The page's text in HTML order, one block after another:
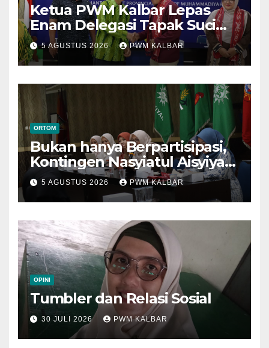
Ketua PWM Kalbar Lepas
Enam Delegasi Tapak Suci
Menuju Muktamar XVI di
Semarang
5 AGUSTUS 2026 PWM KALBAR
ORTOM
Bukan hanya Berpartisipasi,
Kontingen Nasyiatul Aisyiyah
Kalbar Perjuangkan Program
di Muktamar XV
5 AGUSTUS 2026 PWM KALBAR
OPINI
Tumbler dan Relasi Sosial
30 JULI 2026 PWM KALBAR